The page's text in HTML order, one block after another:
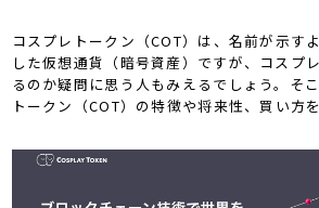
コスプレトークン（COT）は、名前が示す
した仮想通貨（暗号資産）ですが、コスプ
るのか疑問に思う人もみえるでしょう。そ
トークン（COT）の特徴や将来性、買い方